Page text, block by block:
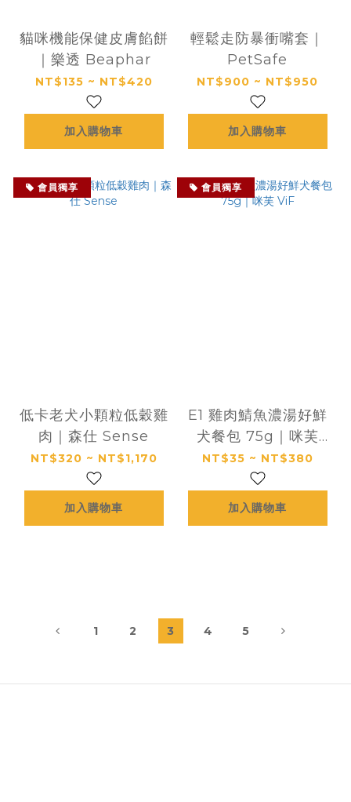
貓咪機能保健皮膚餡餅
｜樂透 Beaphar
NT$135 ~ NT$420
加入購物車
輕鬆走防暴衝嘴套｜
PetSafe
NT$900 ~ NT$950
加入購物車
會員獨享
低卡老犬小顆粒低穀雞
肉｜森仕 Sense
NT$320 ~ NT$1,170
加入購物車
會員獨享
E1 雞肉鯖魚濃湯好鮮
犬餐包 75g｜咪芙
ViF
NT$35 ~ NT$380
加入購物車
1 2 3 4 5